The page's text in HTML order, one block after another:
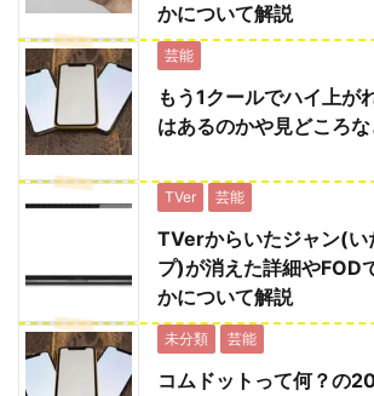
かについて解説
芸能
もう1クールでハイ上が
はあるのかや見どころ
TVer 芸能
TVerからいたジャン(い
プ)が消えた詳細やFOD
かについて解説
未分類 芸能
コムドットって何？の